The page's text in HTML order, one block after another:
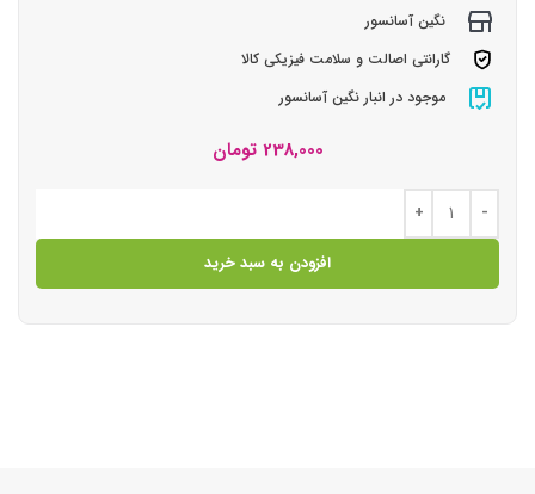
نگین آسانسور
گارانتی اصالت و سلامت فیزیکی کالا
موجود در انبار نگین آسانسور
238,000 تومان
افزودن به سبد خرید